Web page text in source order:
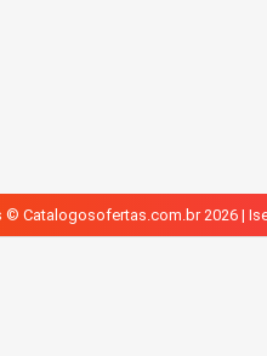
© Catalogosofertas.com.br 2026 |